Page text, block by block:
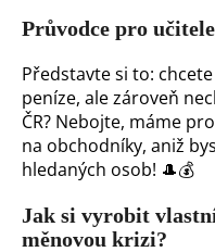
Průvodce pro
Představte si to:
peníze, ale zároveň
ČR? Nebojte, máme
na obchodníky, aniž
hledaných osob! 🎩💰
Jak si vyrobit
měnovou krizi?
b
u
j
e
t
e
n
a